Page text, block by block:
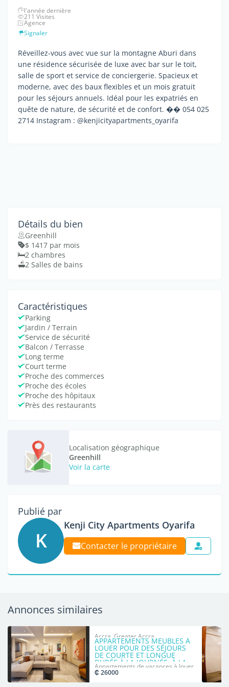
l'année dernière
211 Visites
Agence
Signaler
Réveillez-vous avec vue sur la montagne Aburi dans
une résidence sécurisée de luxe avec bar sur le toit,
salle de sport et service de conciergerie. Spacieux et
moderne, avec des baux flexibles et un mois gratuit
pour les séjours annuels. Idéal pour les expatriés en
quête de nature, de sécurité et de confort. �� 054 025
2714 Instagram : @kenjicityapartments_oyarifa
Détails du bien
Greenhill
$ 1417 par mois
2 chambres
2 Salles de bains
Caractéristiques
Parking
Jardin / Terrain
Service de sécurité
Balcon / Terrasse
Long terme
Court terme
Proche des commerces
Proche des écoles
Proche des hôpitaux
Près des restaurants
Localisation géographique
Greenhill
Voir la carte
Publié par
K
Kenji City Apartments Oyarifa
Contacter le propriétaire
Annonces similaires
Accra, Greater Accra
APPARTEMENTS MEUBLES À
LOUER POUR DES SÉJOURS
DE COURTE ET LONGUE
DURÉE À LA JOURNÉE, À LA
SEMAINE, AU MOIS ET PLUS.
Appartements de vacances à louer
₵ 26000